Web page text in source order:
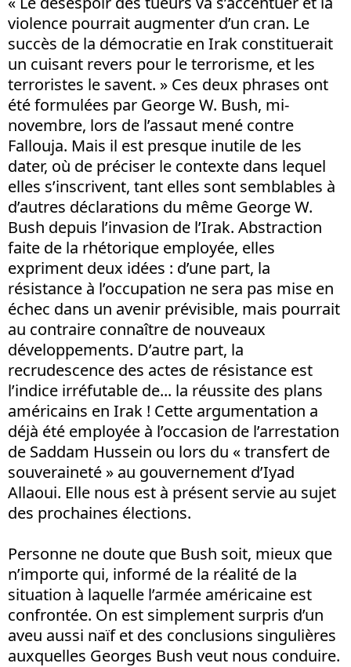
violence pourrait augmenter d’un cran. Le
succès de la démocratie en Irak constituerait
un cuisant revers pour le terrorisme, et les
terroristes le savent. » Ces deux phrases ont
été formulées par George W. Bush, mi-
novembre, lors de l’assaut mené contre
Fallouja. Mais il est presque inutile de les
dater, où de préciser le contexte dans lequel
elles s’inscrivent, tant elles sont semblables à
d’autres déclarations du même George W.
Bush depuis l’invasion de l’Irak. Abstraction
faite de la rhétorique employée, elles
expriment deux idées : d’une part, la
résistance à l’occupation ne sera pas mise en
échec dans un avenir prévisible, mais pourrait
au contraire connaître de nouveaux
développements. D’autre part, la
recrudescence des actes de résistance est
l’indice irréfutable de... la réussite des plans
américains en Irak ! Cette argumentation a
déjà été employée à l’occasion de l’arrestation
de Saddam Hussein ou lors du « transfert de
souveraineté » au gouvernement d’Iyad
Allaoui. Elle nous est à présent servie au sujet
des prochaines élections.
Personne ne doute que Bush soit, mieux que
n’importe qui, informé de la réalité de la
situation à laquelle l’armée américaine est
confrontée. On est simplement surpris d’un
aveu aussi naïf et des conclusions singulières
auxquelles Georges Bush veut nous conduire.